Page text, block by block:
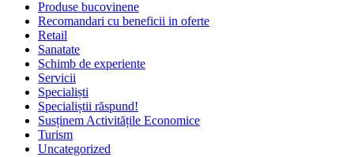
Produse bucovinene
Recomandari cu beneficii in oferte
Retail
Sanatate
Schimb de experiente
Servicii
Specialiști
Specialiștii răspund!
Susținem Activitățile Economice
Turism
Uncategorized